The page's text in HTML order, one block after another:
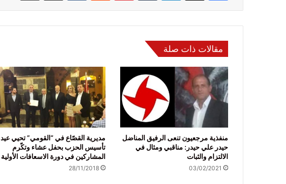
مقالات ذات صلة
منفذية مرجعيون تنعى الرفيق المناضل
حيدر علي حيدر: مناقبي ومثال في
الالتزام والثبات
03/02/2021
مديرية القصّاع في “القومي” تحيي عيد
تأسيس الحزب بحفل عشاء وتكّرم
المشاركين في دورة الاسعافات الأولية
28/11/2018